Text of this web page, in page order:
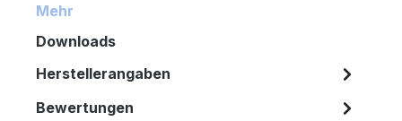
Mehr
Downloads
Herstellerangaben
Bewertungen